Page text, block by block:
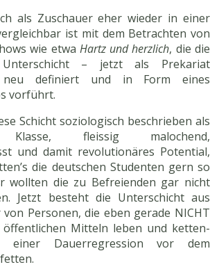
als Zuschauer eher wieder in einer
ist mit dem Betrachten von
wie etwa Hartz und herzlich, die die
Unterschicht – jetzt als Prekariat
definiert und in Form eines
vorführt.
Schicht soziologisch beschrieben als
Klasse, fleissig malochend,
und damit revolutionäres Potential,
die deutschen Studenten gern so
wollten die zu Befreienden gar nicht
Jetzt besteht die Unterschicht aus
Personen, die eben gerade NICHT
Mitteln leben und ketten-
einer Dauerregression vor dem